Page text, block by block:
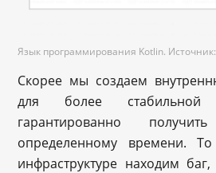
Язык программирования Kotlin.
Скорее мы создаем
для более
гарантированно
определенному времени.
инфраструктуре находим